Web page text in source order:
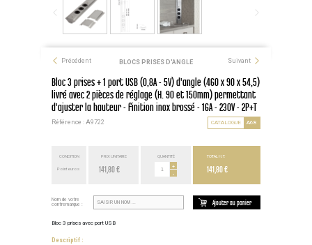
Précédent BLOCS PRISES D'ANGLE Suivant
Bloc 3 prises + 1 port USB (0,8A - 5V) d'angle (460 x 90 x 54,5)
livré avec 2 pièces de réglage (H. 90 et 150mm) permettant
d'ajuster la hauteur - finition inox brossé - 16A - 230V - 2P+T
Référence : A9722 CATALOGUE A68
CONDITION
Point euros
PRIX UNITAIRE
141,80 €
QUANTITÉ
+
-
TOTAL H.T.
141,80 €
Nom de votre
contremarque :
Ajouter au panier
Bloc 3 prises avec port USB
Descriptif :